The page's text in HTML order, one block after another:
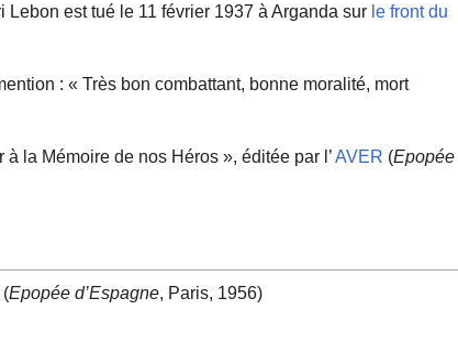
Lebon est tué le 11 février 1937 à Arganda sur le front du
: « Très bon combattant, bonne moralité, mort
la Mémoire de nos Héros », éditée par l’AVER (Epopée
(Epopée d’Espagne, Paris, 1956)